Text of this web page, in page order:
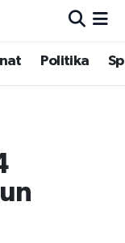
Politika